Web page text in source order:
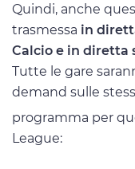
Quindi, anche
trasmessa in
Calcio e in diretta
Tutte le gare
demand sulle
programma per
League: